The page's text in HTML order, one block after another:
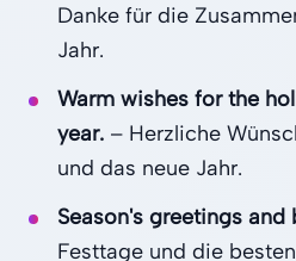
Danke für die
Jahr.
Warm wishes for the
year. – Herzliche
und das neue Jahr.
Season's greetings and
Festtage und die